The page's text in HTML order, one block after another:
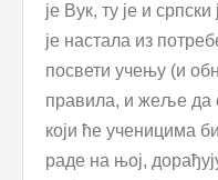
је Вук, ту је и
је настала из
посвети учењу (и
правила, и жеље да
који ће ученицима
раде на њој,